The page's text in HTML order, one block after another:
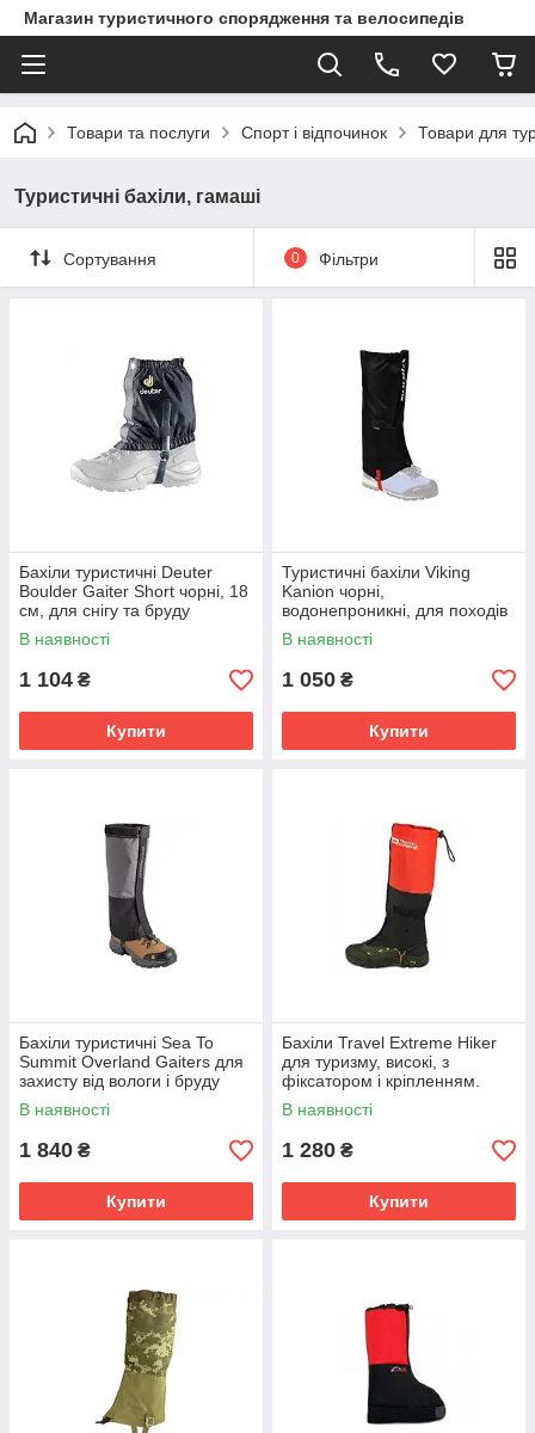
Магазин туристичного спорядження та велосипедів
Товари та послуги Спорт і відпочинок Товари для
Туристичні бахіли, гамаші
Сортування 0 Фільтри
Бахіли туристичні Deuter
Boulder Gaiter Short чорні, 18
см, для снігу та бруду
В наявності
1 104 ₴
Купити
Туристичні бахіли Viking
Kanion чорні,
водонепроникні, для походів
та трейлінгу.
В наявності
1 050 ₴
Купити
Бахіли туристичні Sea To
Summit Overland Gaiters для
захисту від вологи і бруду
В наявності
1 840 ₴
Купити
Бахіли Travel Extreme Hiker
для туризму, високі, з
фіксатором і кріпленням.
В наявності
1 280 ₴
Купити